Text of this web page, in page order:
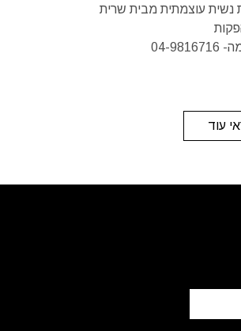
נשית עוצמתית מבית שרית
עוד